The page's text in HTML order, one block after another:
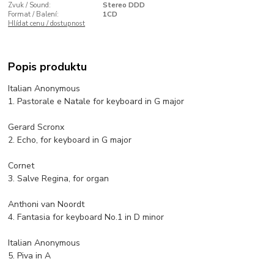
Zvuk / Sound:
Stereo DDD
Format / Balení:
1CD
Hlídat cenu / dostupnost
Popis produktu
Italian Anonymous
1. Pastorale e Natale for keyboard in G major
Gerard Scronx
2. Echo, for keyboard in G major
Cornet
3. Salve Regina, for organ
Anthoni van Noordt
4. Fantasia for keyboard No.1 in D minor
Italian Anonymous
5. Piva in A